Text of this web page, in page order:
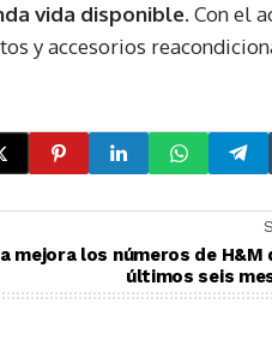
vida disponible. Con el
y accesorios
mejora los números de H&M
últimos seis